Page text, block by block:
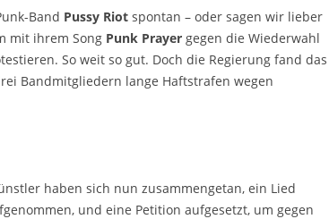
Band Pussy Riot spontan – oder sagen wir lieber
mit ihrem Song Punk Prayer gegen die Wiederwahl
So weit so gut. Doch die Regierung fand das
Bandmitgliedern lange Haftstrafen wegen
haben sich nun zusammengetan, ein Lied
und eine Petition aufgesetzt, um gegen